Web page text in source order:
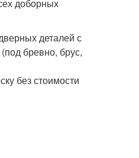
доборных
деталей с
бревно, брус,
без стоимости